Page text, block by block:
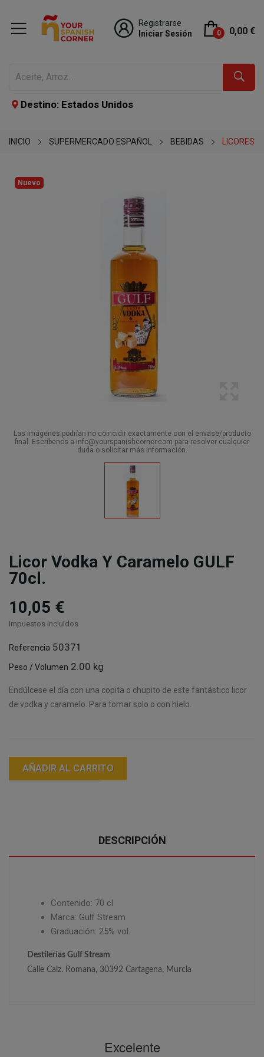
Registrarse
Iniciar Sesión
0 0,00 €
Destino: Estados Unidos
INICIO SUPERMERCADO ESPAÑOL BEBIDAS LICORES
Nuevo
Las imágenes podrían no coincidir exactamente con el envase/producto
final. Escríbenos a info@yourspanishcorner.com para resolver cualquier
duda o solicitar más información.
Licor Vodka Y Caramelo GULF
70cl.
10,05 €
Impuestos incluidos
Referencia 50371
Peso / Volumen 2.00 kg
Endúlcese el día con una copita o chupito de este fantástico licor
de vodka y caramelo. Para tomar solo o con hielo.
AÑADIR AL CARRITO
DESCRIPCIÓN
Contenido: 70 cl
Marca: Gulf Stream
Graduación: 25% vol.
Destilerías Gulf Stream
Calle Calz. Romana, 30392 Cartagena, Murcia
Excelente